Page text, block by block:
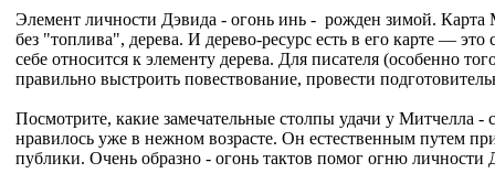
Элемент личности Дэвида - огонь инь - рожден зимой. Карта
без "топлива", дерева. И дерево-ресурс есть в его карте —
себе относится к элементу дерева. Для писателя (особенно
правильно выстроить повествование, провести
Посмотрите, какие замечательные столпы удачи у Митчелла -
нравилось уже в нежном возрасте. Он естественным путем
публики. Очень образно - огонь тактов помог огню личности